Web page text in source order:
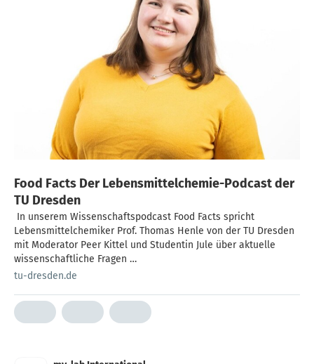
Food Facts Der Lebensmittelchemie-Podcast der
TU Dresden
Lebensmittelchemiker Prof. Thomas Henle von der TU Dresden
mit Moderator Peer Kittel und Studentin Jule über aktuelle
wissenschaftliche Fragen …
tu-dresden.de